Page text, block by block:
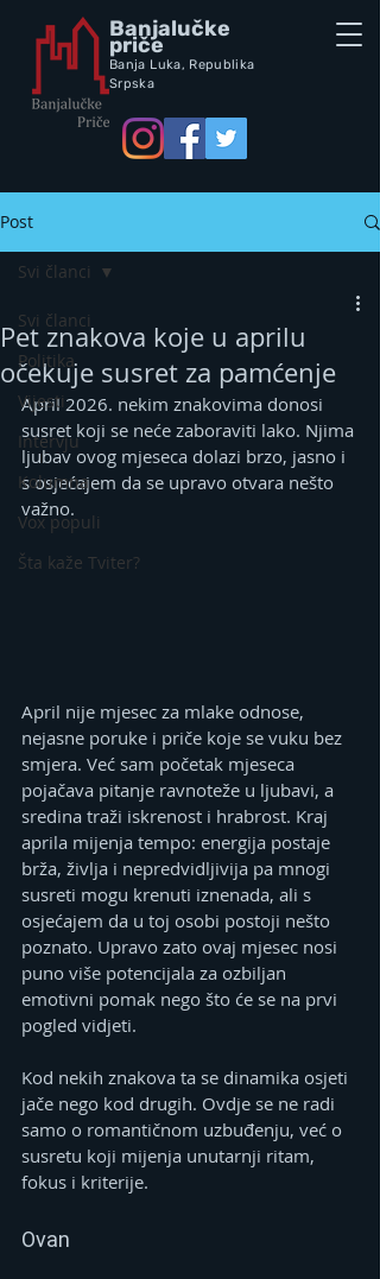
Banjalučke
priče
Banja Luka, Republika
Srpska
Post
Svi članci
Politika
Vijesti
Intervju
Kolumna
Vox populi
Šta kaže Tviter?
Svi članci
Pet znakova koje u aprilu
očekuje susret za pamćenje
April 2026. nekim znakovima donosi
susret koji se neće zaboraviti lako. Njima
ljubav ovog mjeseca dolazi brzo, jasno i
s osjećajem da se upravo otvara nešto
važno.
April nije mjesec za mlake odnose,
nejasne poruke i priče koje se vuku bez
smjera. Već sam početak mjeseca
pojačava pitanje ravnoteže u ljubavi, a
sredina traži iskrenost i hrabrost. Kraj
aprila mijenja tempo: energija postaje
brža, življa i nepredvidljivija pa mnogi
susreti mogu krenuti iznenada, ali s
osjećajem da u toj osobi postoji nešto
poznato. Upravo zato ovaj mjesec nosi
puno više potencijala za ozbiljan
emotivni pomak nego što će se na prvi
pogled vidjeti.
Kod nekih znakova ta se dinamika osjeti
jače nego kod drugih. Ovdje se ne radi
samo o romantičnom uzbuđenju, već o
susretu koji mijenja unutarnji ritam,
fokus i kriterije.
Ovan